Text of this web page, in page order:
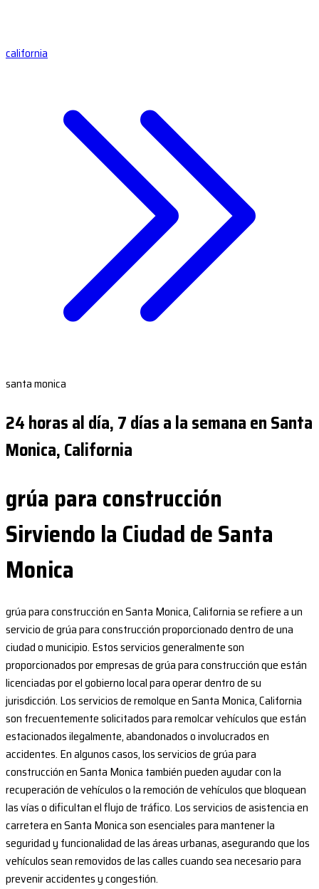
california
santa monica
24 horas al día, 7 días a la semana en Santa
Monica, California
grúa para construcción
Sirviendo la Ciudad de Santa
Monica
grúa para construcción en Santa Monica, California se refiere a un
servicio de grúa para construcción proporcionado dentro de una
ciudad o municipio. Estos servicios generalmente son
proporcionados por empresas de grúa para construcción que están
licenciadas por el gobierno local para operar dentro de su
jurisdicción. Los servicios de remolque en Santa Monica, California
son frecuentemente solicitados para remolcar vehículos que están
estacionados ilegalmente, abandonados o involucrados en
accidentes. En algunos casos, los servicios de grúa para
construcción en Santa Monica también pueden ayudar con la
recuperación de vehículos o la remoción de vehículos que bloquean
las vías o dificultan el flujo de tráfico. Los servicios de asistencia en
carretera en Santa Monica son esenciales para mantener la
seguridad y funcionalidad de las áreas urbanas, asegurando que los
vehículos sean removidos de las calles cuando sea necesario para
prevenir accidentes y congestión.